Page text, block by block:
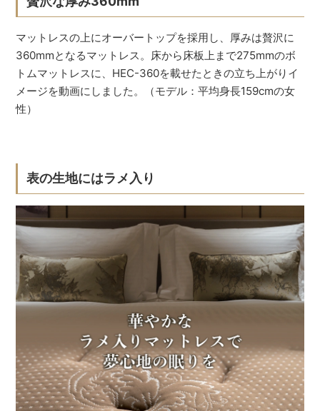
マットレスの上にオーバートップを採用し、厚みは贅沢に
360mmとなるマットレス。床から床板上まで275mmのボ
トムマットレスに、HEC-360を載せたときの立ち上がりイ
メージを動画にしました。（モデル：平均身長159cmの女
性）
表の生地にはラメ入り